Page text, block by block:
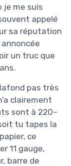
je me suis
appelé
sa réputation
un truc que
pas très
clairement
sont à 220–
tu tapes la
ce
11 gauge,
barre de